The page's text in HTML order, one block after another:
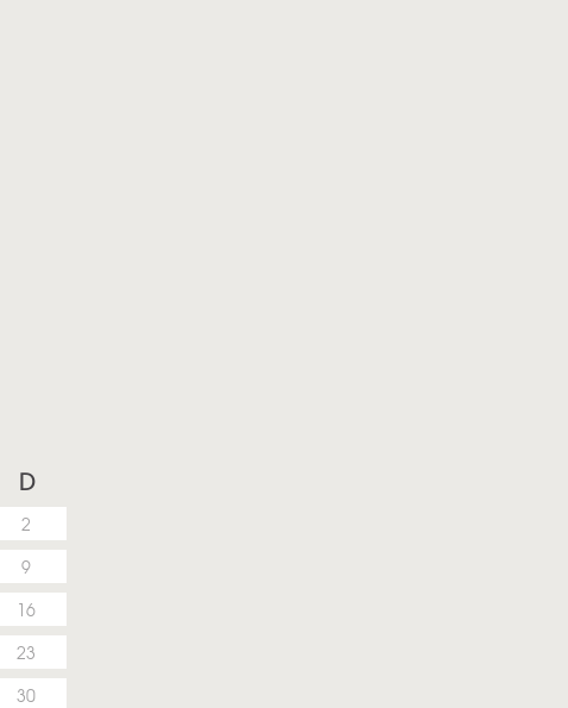
D
2
9
16
23
30